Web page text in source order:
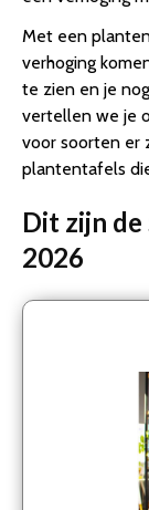
Met een
verhoging
te zien en je
vertellen we je
voor soorten er
plantentafels
Dit zijn
2026